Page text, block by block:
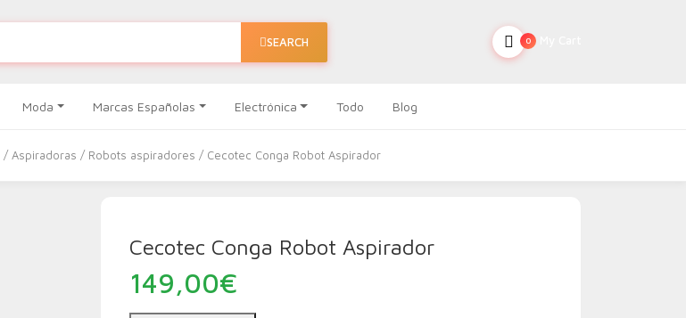
SEARCH 0
Moda Marcas Españolas Electrónica Todo Blog
/ Aspiradoras / Robots aspiradores / Cecotec Conga Robot Aspirador
Cecotec Conga Robot Aspirador
149,00€